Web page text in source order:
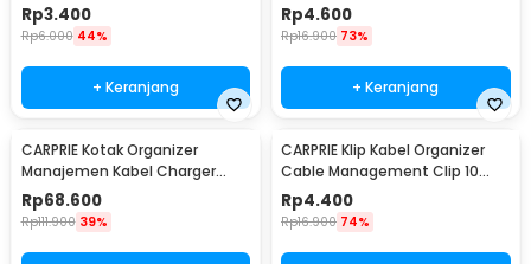
Slot - KR-8006
Rp3.400
Rp6.000 44%
+ Keranjang
Slot - KR-8006
Rp4.600
Rp16.900 73%
+ Keranjang
CARPRIE Kotak Organizer
Manajemen Kabel Charger
Kayu - FT-100
Rp68.600
Rp111.900 39%
CARPRIE Klip Kabel Organizer
Cable Management Clip 10
PCS - XK001
Rp4.400
Rp16.900 74%